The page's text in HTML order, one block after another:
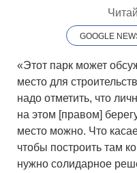
GOOGLE
«Этот парк может
место для
надо отметить, что
на этом [правом]
место можно. Что
чтобы построить там
нужно солидарное